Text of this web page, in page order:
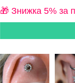
🎁 Знижка 5% за